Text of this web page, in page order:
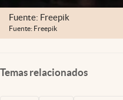
Fuente: Freepik
Fuente: Freepik
Temas relacionados